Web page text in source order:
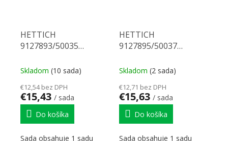
HETTICH
9127893/50035
Skladom (10 sada)
€12,54 bez DPH
€15,43 / sada
Do košíka
Sada obsahuje 1 sadu
HETTICH
9127895/50037
Skladom (2 sada)
€12,71 bez DPH
€15,63 / sada
Do košíka
Sada obsahuje 1 sadu